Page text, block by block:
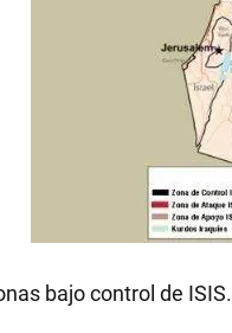
bajo control de ISIS.